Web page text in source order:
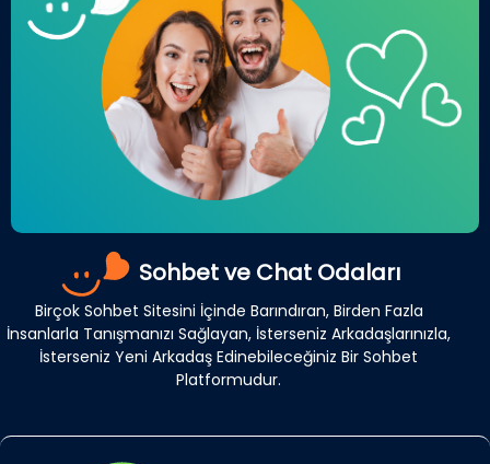
Sohbet ve Chat Odaları
Birçok Sohbet Sitesini İçinde Barındıran, Birden Fazla
İnsanlarla Tanışmanızı Sağlayan, İsterseniz Arkadaşlarınızla,
İsterseniz Yeni Arkadaş Edinebileceğiniz Bir Sohbet
Platformudur.